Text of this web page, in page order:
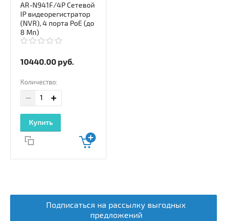
AR-N941F/4P Сетевой
IP видеорегистратор
(NVR), 4 порта PoE (до
8 Мп)
10440.00 руб.
Количество:
Купить
Подписаться на рассылку выгодных
предложений